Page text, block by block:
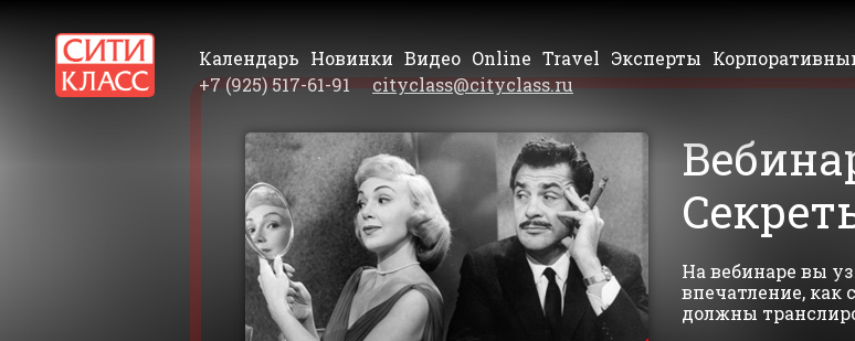
Календарь Новинки Видео Online Travel Эксперты
+7 (925) 517-61-91
cityclass@cityclass.ru
На вебинаре вы
впечатление, как
должны